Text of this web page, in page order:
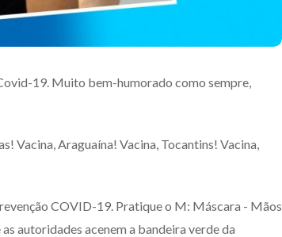
19. Muito bem-humorado como sempre,
Vacina, Araguaína! Vacina, Tocantins! Vacina,
COVID-19. Pratique o M: Máscara - Mãos
autoridades acenem a bandeira verde da